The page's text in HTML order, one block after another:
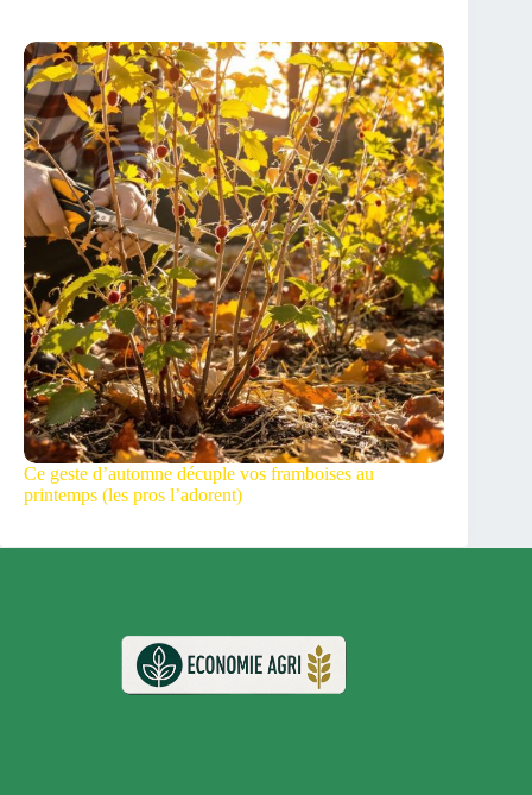
Ce geste d’automne décuple vos framboises au
printemps (les pros l’adorent)